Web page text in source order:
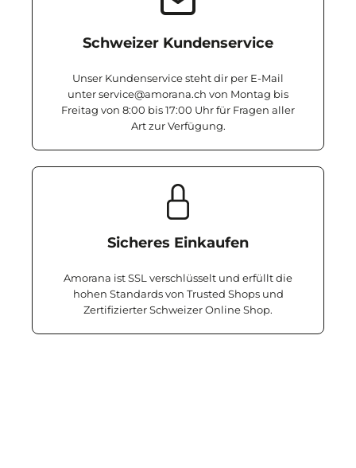
Schweizer Kundenservice
Unser Kundenservice steht dir per E-Mail
unter service@amorana.ch von Montag bis
Freitag von 8:00 bis 17:00 Uhr für Fragen aller
Art zur Verfügung.
Sicheres Einkaufen
Amorana ist SSL verschlüsselt und erfüllt die
hohen Standards von Trusted Shops und
Zertifizierter Schweizer Online Shop.